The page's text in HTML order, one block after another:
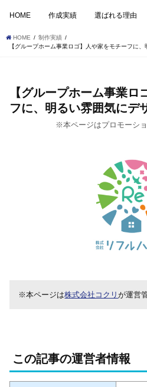
HOME 作成実績 選ばれる理由
HOME
制作実績
【グループホーム事業ロゴ】人や家をモチーフに
【グループホーム事業ロ
フに、明るい雰囲気にデ
※本ページはプロモーシ
※本ページは株式会社コクリが運営
この記事の運営者情報